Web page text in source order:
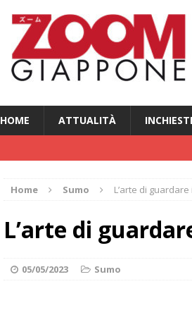
HOME ATTUALITÀ
Home Sumo L’arte di
L’arte di
05/05/2023 Sumo